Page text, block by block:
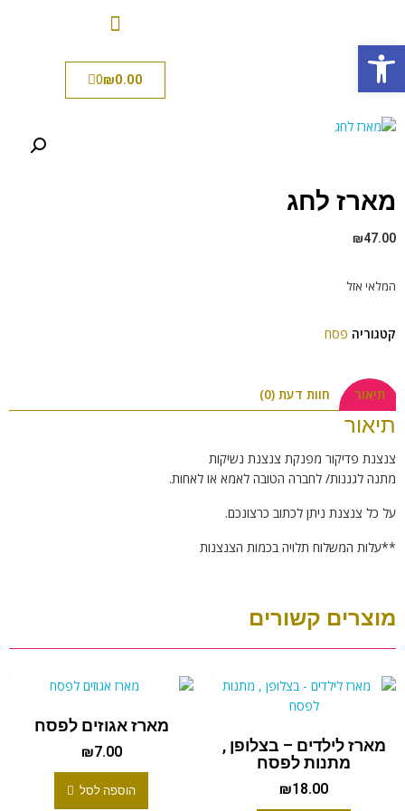
פתח סרגל נגישות
₪0.00
0
מארז לחג
₪47.00
המלאי אזל
קטגוריה פסח
תיאור חוות דעת (0)
תיאור
צנצנת פדיקור מפנקת צנצנת נשיקות
מתנה לגננות/ לחברה הטובה לאמא או לאחות.
על כל צנצנת ניתן לכתוב כרצונכם.
**עלות המשלוח תלויה בכמות הצנצנות
מוצרים קשורים
מארז לילדים – בצלופן ,
מתנות לפסח
₪18.00
מארז אגוזים לפסח
₪7.00
הוספה לסל